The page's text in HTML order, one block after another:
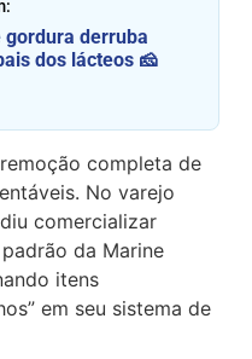
gordura derruba
dos lácteos 🧀
completa de
No varejo
comercializar
da Marine
itens
em seu sistema de